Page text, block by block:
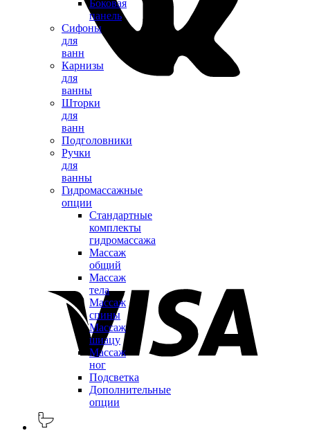
Боковая
панель
Сифоны
для
ванн
Карнизы
для
ванны
Шторки
для
ванн
Подголовники
Ручки
для
ванны
Гидромассажные
опции
Стандартные
комплекты
гидромассажа
Массаж
общий
Массаж
тела
Массаж
спины
Массаж
шиацу
Массаж
ног
Подсветка
Дополнительные
опции